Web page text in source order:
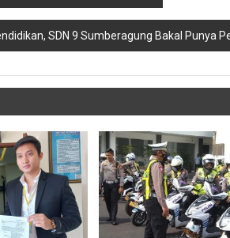
SDN 9 Sumberagung Bakal Punya